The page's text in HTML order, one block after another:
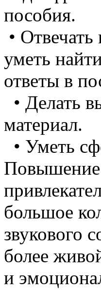
пособия.
•
уметь
ответы в
• Делать
материал.
• Уметь
Повышение
большое
звукового
более
и